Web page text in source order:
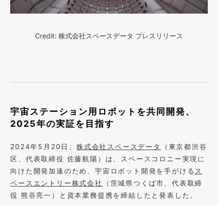
Credit: 株式会社スペースデータ プレスリリース
宇宙ステーション用ロボットを共同開発、
2025年の実証を目指す
2024年5月20日、株式会社スペースデータ
（東京都渋谷
区、代表取締役 佐藤航陽）は、スペースコロニー実現に
向けた開発加速のため、宇宙ロボット開発を手がける ス
ペースエントリー株式会社
（茨城県つくば市、代表取締
役 熊谷亮一）と資本業務提携を締結したと発表した。